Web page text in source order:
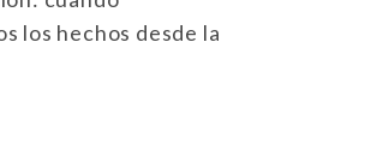
los hechos desde la